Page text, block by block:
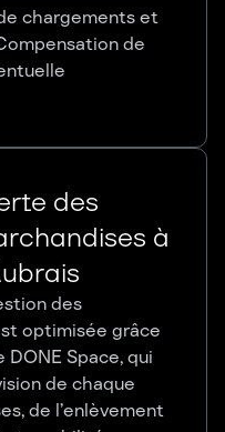
chargements et
de
des
à
des
optimisée grâce
Space, qui
de chaque
de l’enlèvement